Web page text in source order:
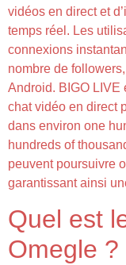
vidéos en direct et
temps réel. Les
connexions
nombre de
Android. BIGO LIVE
chat vidéo en direct
dans environ one
hundreds of
peuvent poursuivre
garantissant ainsi
Quel est
Omegle ?